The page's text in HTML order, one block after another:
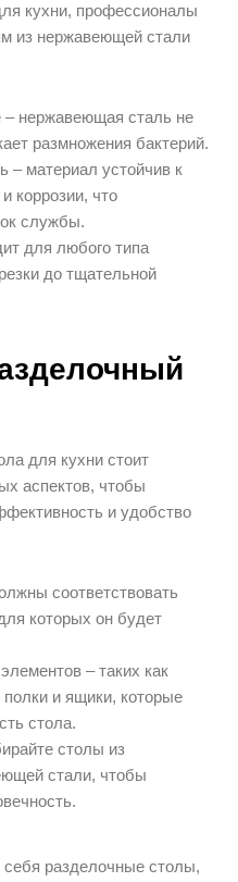
кухни, профессионалы
из нержавеющей стали
– нержавеющая сталь не
размножения бактерий.
– материал устойчив к
коррозии, что
службы.
для любого типа
до тщательной
для кухни стоит
аспектов, чтобы
и удобство
соответствовать
которых он будет
– таких как
и ящики, которые
стола.
столы из
стали, чтобы
разделочные столы,